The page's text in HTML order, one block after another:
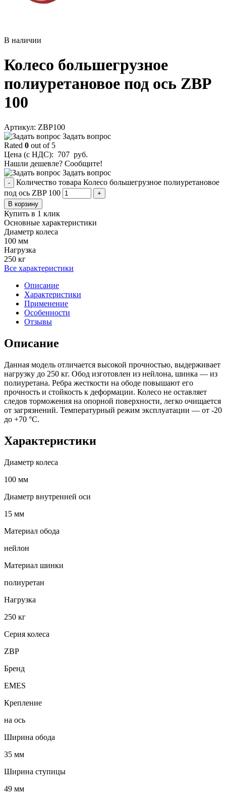
В наличии
Колесо большегрузное
полиуретановое под ось ZBP
100
Aртикул: ZBP100
Задать вопрос
Rated 0 out of 5
Цена (с НДС): 707 руб.
Нашли дешевле? Сообщите!
Задать вопрос
-
Количество товара Колесо большегрузное полиуретановое
под ось ZBP 100
+
В корзину
Купить в 1 клик
Основные характеристики
Диаметр колеса
100 мм
Нагрузка
250 кг
Все характеристики
Описание
Характеристики
Применение
Особенности
Отзывы
Описание
Данная модель отличается высокой прочностью, выдерживает
нагрузку до 250 кг. Обод изготовлен из нейлона, шинка — из
полиуретана. Ребра жесткости на ободе повышают его
прочность и стойкость к деформации. Колесо не оставляет
следов торможения на опорной поверхности, легко очищается
от загрязнений. Температурный режим эксплуатации — от -20
до +70 °С.
Характеристики
Диаметр колеса
100 мм
Диаметр внутренней оси
15 мм
Материал обода
нейлон
Материал шинки
полиуретан
Нагрузка
250 кг
Серия колеса
ZBP
Бренд
EMES
Крепление
на ось
Ширина обода
35 мм
Ширина ступицы
49 мм